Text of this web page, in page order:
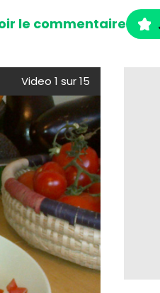
le commentaire
Video 1 sur 15